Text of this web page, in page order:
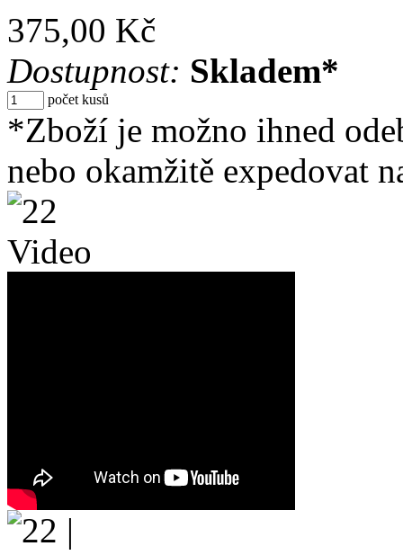
375,00 Kč
Dostupnost: Skladem*
počet kusů
*Zboží je možno ihned
nebo okamžitě expedovat